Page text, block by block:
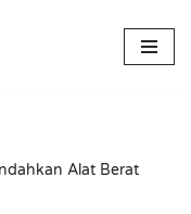
Alat Berat